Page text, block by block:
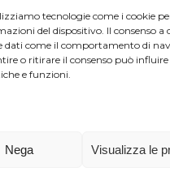
tecnologie come i cookie
del dispositivo. Il consenso a
dati come il comportamento di
o ritirare il consenso può influire
e funzioni.
Nega Visualizza le
INSUBRIA BIKE
MARATHON BIKE DELLA BRIANZA
POEL